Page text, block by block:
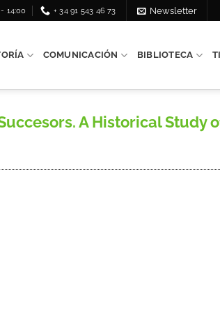
14:00 + 34 91 543 46 73 Newsletter
COMUNICACIÓN BIBLIOTECA
A Historical Study